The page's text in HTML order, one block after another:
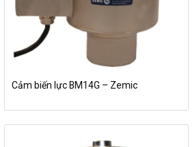
Cảm biến lực BM14G – Zemic